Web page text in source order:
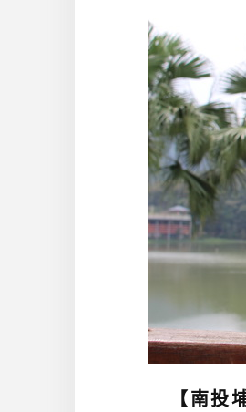
【南投